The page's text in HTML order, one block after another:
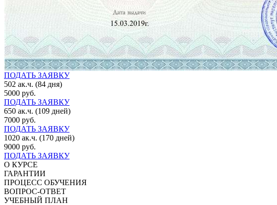
ПОДАТЬ ЗАЯВКУ
502 ак.ч. (84 дня)
5000 руб.
ПОДАТЬ ЗАЯВКУ
650 ак.ч. (109 дней)
7000 руб.
ПОДАТЬ ЗАЯВКУ
1020 ак.ч. (170 дней)
9000 руб.
ПОДАТЬ ЗАЯВКУ
О КУРСЕ
ГАРАНТИИ
ПРОЦЕСС ОБУЧЕНИЯ
ВОПРОС-ОТВЕТ
УЧЕБНЫЙ ПЛАН